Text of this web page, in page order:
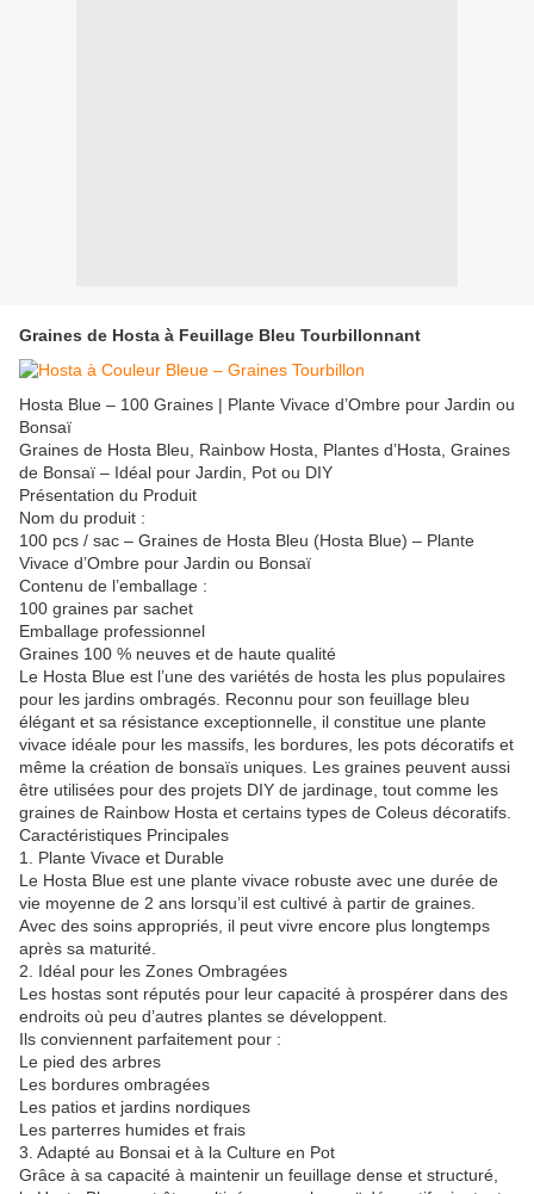
Graines de Hosta à Feuillage Bleu Tourbillonnant
Hosta Blue – 100 Graines | Plante Vivace d’Ombre pour Jardin ou
Bonsaï
Graines de Hosta Bleu, Rainbow Hosta, Plantes d’Hosta, Graines
de Bonsaï – Idéal pour Jardin, Pot ou DIY
Présentation du Produit
Nom du produit :
100 pcs / sac – Graines de Hosta Bleu (Hosta Blue) – Plante
Vivace d’Ombre pour Jardin ou Bonsaï
Contenu de l’emballage :
100 graines par sachet
Emballage professionnel
Graines 100 % neuves et de haute qualité
Le Hosta Blue est l’une des variétés de hosta les plus populaires
pour les jardins ombragés. Reconnu pour son feuillage bleu
élégant et sa résistance exceptionnelle, il constitue une plante
vivace idéale pour les massifs, les bordures, les pots décoratifs et
même la création de bonsaïs uniques. Les graines peuvent aussi
être utilisées pour des projets DIY de jardinage, tout comme les
graines de Rainbow Hosta et certains types de Coleus décoratifs.
Caractéristiques Principales
1. Plante Vivace et Durable
Le Hosta Blue est une plante vivace robuste avec une durée de
vie moyenne de 2 ans lorsqu’il est cultivé à partir de graines.
Avec des soins appropriés, il peut vivre encore plus longtemps
après sa maturité.
2. Idéal pour les Zones Ombragées
Les hostas sont réputés pour leur capacité à prospérer dans des
endroits où peu d’autres plantes se développent.
Ils conviennent parfaitement pour :
Le pied des arbres
Les bordures ombragées
Les patios et jardins nordiques
Les parterres humides et frais
3. Adapté au Bonsai et à la Culture en Pot
Grâce à sa capacité à maintenir un feuillage dense et structuré,